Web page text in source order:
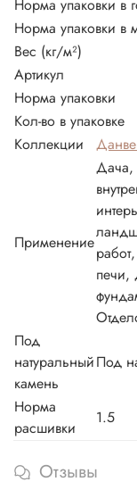
Норма упаковки в
Норма упаковки в
Вес (кг/м²)
Артикул
Норма упаковки
Кол-во в упаковке
Коллекции
Применение
Дача,
Под
натуральный
камень
Под
Норма
расшивки
1.5
Отзывы